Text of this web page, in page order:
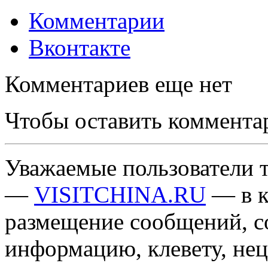
Комментарии
Вконтакте
Комментариев еще нет
Чтобы оставить
Уважаемые пользователи
— VISITCHINA.RU — в
размещение сообщений,
информацию, клевету,